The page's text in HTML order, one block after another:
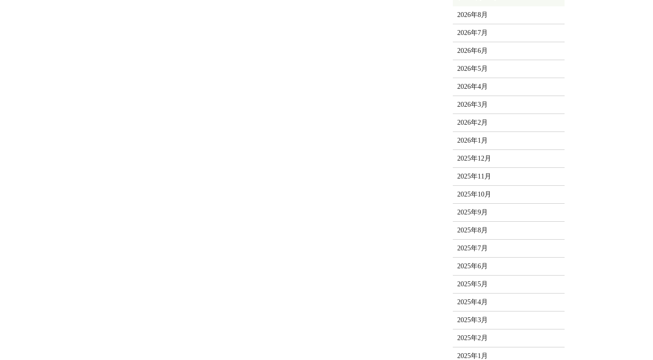
2026年8月
2026年7月
2026年6月
2026年5月
2026年4月
2026年3月
2026年2月
2026年1月
2025年12月
2025年11月
2025年10月
2025年9月
2025年8月
2025年7月
2025年6月
2025年5月
2025年4月
2025年3月
2025年2月
2025年1月